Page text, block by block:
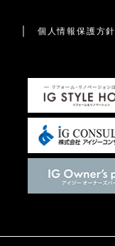
個人情報保護方針